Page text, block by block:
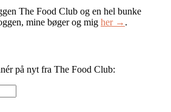
The Food Club og en hel bunke
mine bøger og mig her → .
på nyt fra The Food Club: